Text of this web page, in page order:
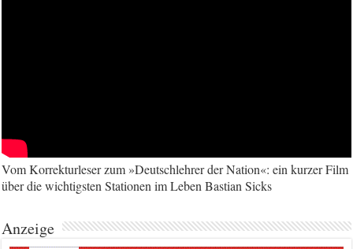
Vom Korrekturleser zum »Deutschlehrer der Nation«: ein kurzer Film
über die wichtigsten Stationen im Leben Bastian Sicks
Anzeige